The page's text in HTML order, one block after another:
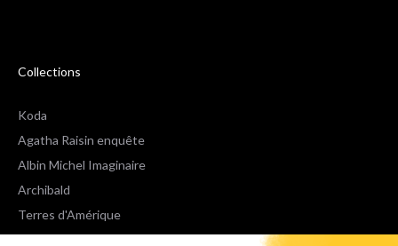
Collections
Koda
Agatha Raisin enquête
Albin Michel Imaginaire
Archibald
Terres d'Amérique
Espaces Libres Poche